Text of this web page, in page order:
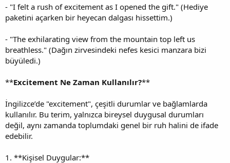
- "I felt a rush of excitement as I opened the gift." (Hediye
paketini açarken bir heyecan dalgası hissettim.)
- "The exhilarating view from the mountain top left us
breathless." (Dağın zirvesindeki nefes kesici manzara bizi
büyüledi.)
**Excitement Ne Zaman Kullanılır?**
İngilizce’de "excitement", çeşitli durumlar ve bağlamlarda
kullanılır. Bu terim, yalnızca bireysel duygusal durumları
değil, aynı zamanda toplumdaki genel bir ruh halini de ifade
edebilir.
1. **Kişisel Duygular:**